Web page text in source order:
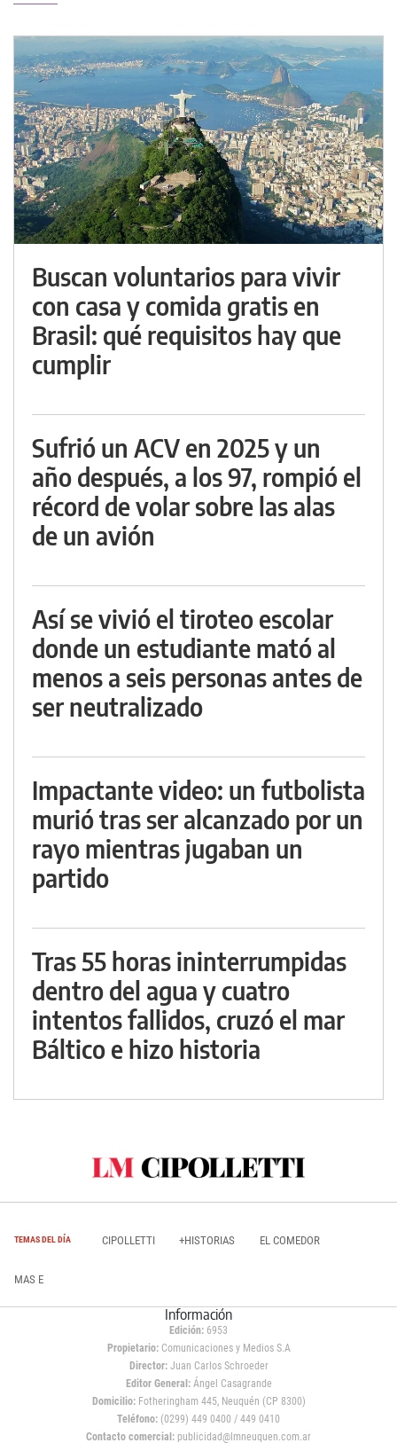
Buscan voluntarios para vivir
con casa y comida gratis en
Brasil: qué requisitos hay que
cumplir
Sufrió un ACV en 2025 y un
año después, a los 97, rompió el
récord de volar sobre las alas
de un avión
Así se vivió el tiroteo escolar
donde un estudiante mató al
menos a seis personas antes de
ser neutralizado
Impactante video: un futbolista
murió tras ser alcanzado por un
rayo mientras jugaban un
partido
Tras 55 horas ininterrumpidas
dentro del agua y cuatro
intentos fallidos, cruzó el mar
Báltico e hizo historia
TEMAS DEL DÍA CIPOLLETTI +HISTORIAS EL COMEDOR
MAS E
Información
Edición: 6953
Propietario:Comunicaciones y Medios S.A
Director: Juan Carlos Schroeder
Editor General:Ángel Casagrande
Domicilio:Fotheringham 445, Neuquén (CP 8300)
Teléfono: (0299) 449 0400 / 449 0410
Contacto comercial: publicidad@lmneuquen.com.ar